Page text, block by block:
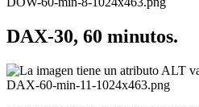
DAX-30, 60 minutos.